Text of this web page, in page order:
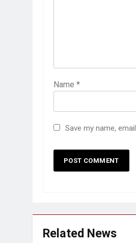
Name *
Save my name,
Related News